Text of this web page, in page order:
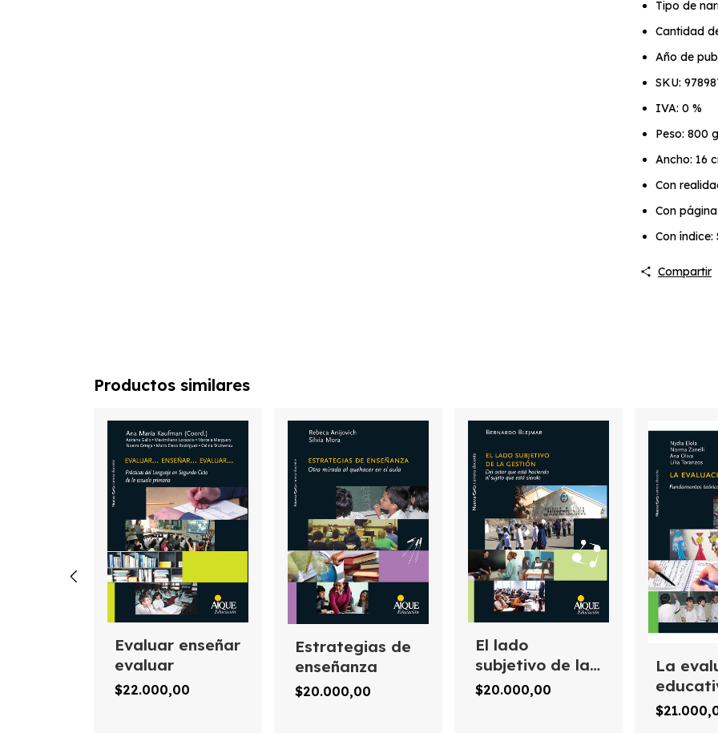
Tipo de
Cantidad
Año de
SKU:
IVA: 0 %
Peso: 800 g
Ancho: 16
Con
Con
Con índice:
Compartir
Productos similares
Evaluar enseñar
evaluar
$22.000,00
Estrategias de
enseñanza
$20.000,00
El lado
subjetivo de la
gestión
$20.000,00
La